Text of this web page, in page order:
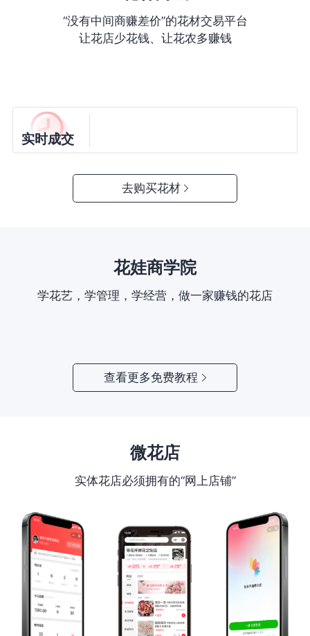
“没有中间商赚差价”的花材交易平台
让花店少花钱、让花农多赚钱
实时成交
去购买花材
花娃商学院
学花艺，学管理，学经营，做一家赚钱的花店
查看更多免费教程
微花店
实体花店必须拥有的“网上店铺”